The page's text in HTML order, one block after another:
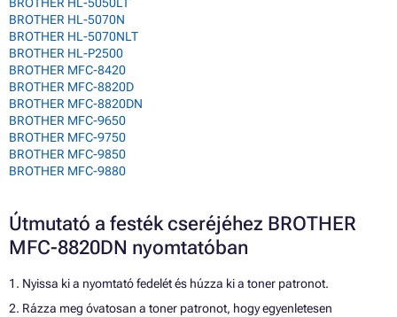
BROTHER HL-5050LT
BROTHER HL-5070N
BROTHER HL-5070NLT
BROTHER HL-P2500
BROTHER MFC-8420
BROTHER MFC-8820D
BROTHER MFC-8820DN
BROTHER MFC-9650
BROTHER MFC-9750
BROTHER MFC-9850
BROTHER MFC-9880
Útmutató a festék cseréjéhez BROTHER
MFC-8820DN nyomtatóban
1. Nyissa ki a nyomtató fedelét és húzza ki a toner patronot.
2. Rázza meg óvatosan a toner patronot, hogy egyenletesen